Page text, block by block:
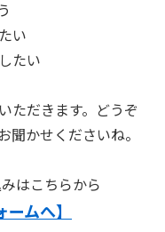
い
たい
ただきます。どうぞ
聞かせくださいね。
はこちらから
ムへ】